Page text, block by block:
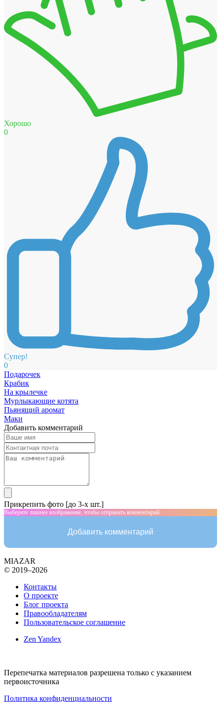
Хорошо
0
Супер!
0
Подарочек
Крабик
На крылечке
Мурлыкающие котята
Пьянящий аромат
Маки
Добавить комментарий
Прикрепить фото [до 3-х шт.]
Выберите лишнее изображение, чтобы отправить комментарий
Добавить комментарий
MIAZAR
© 2019–2026
Контакты
О проекте
Блог проекта
Правообладателям
Пользовательское соглашение
Zen Yandex
Перепечатка материалов разрешена только с указанием
первоисточника
Политика конфиденциальности